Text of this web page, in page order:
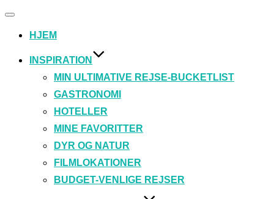
Slå
til/fraHJEM
INSPIRATION
MIN ULTIMATIVE REJSE-BUCKETLIST
GASTRONOMI
HOTELLER
MINE FAVORITTER
DYR OG NATUR
FILMLOKATIONER
BUDGET-VENLIGE REJSER